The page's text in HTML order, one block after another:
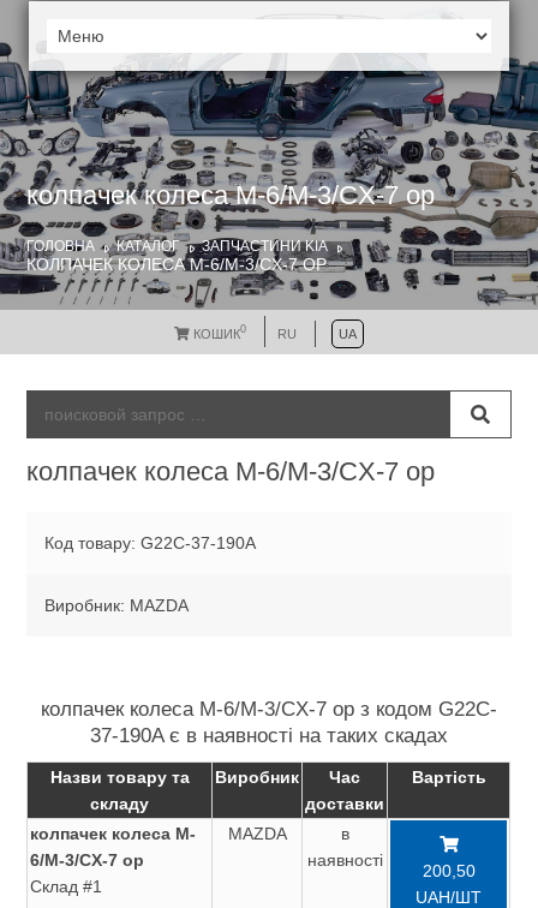
колпачек колеса M-6/M-3/CX-7 ор
ГОЛОВНА КАТАЛОГ ЗАПЧАСТИНИ KIA
КОЛПАЧЕК КОЛЕСА M-6/M-3/CX-7 ОР
КОШИК0 RU UA
колпачек колеса M-6/M-3/CX-7 ор
Код товару: G22C-37-190A
Виробник: MAZDA
колпачек колеса M-6/M-3/CX-7 ор з кодом G22C-
37-190A є в наявності на таких скадах
Назви товару та
складу
Виробник
Час
доставки
Вартість
колпачек колеса M-
6/M-3/CX-7 ор
Склад #1
MAZDA
в
наявності
200,50
UAH/ШТ